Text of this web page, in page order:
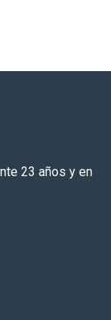
23 años y en